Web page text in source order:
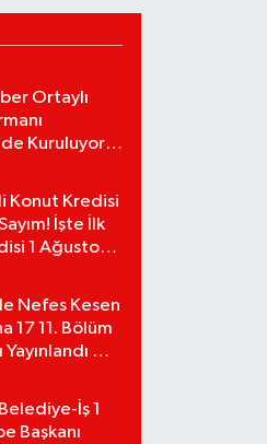
Ortaylı
Kuruluyor!
Konut Kredisi
İşte İlk
1 Ağustos
Nefes Kesen
17 11. Bölüm
Mı?
İş 1
Başkanı